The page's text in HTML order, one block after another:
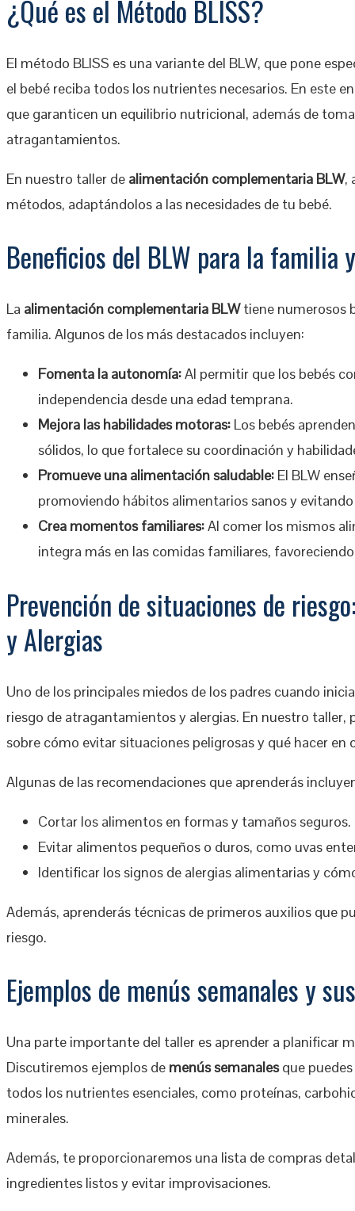
¿Qué es el Método BLISS?
El método BLISS es una variante del BLW, que pone
el bebé reciba todos los nutrientes necesarios. En este
que garanticen un equilibrio nutricional, además de
atragantamientos.
En nuestro taller de alimentación complementaria BLW,
métodos, adaptándolos a las necesidades de tu bebé.
Beneficios del BLW para la familia
La alimentación complementaria BLWtiene numerosos
familia. Algunos de los más destacados incluyen:
Fomenta la autonomía:Al permitir que los bebés
independencia desde una edad temprana.
Mejora las habilidades motoras: Los bebés
sólidos, lo que fortalece su coordinación y
Promueve una alimentación saludable: El BLW
promoviendo hábitos alimentarios sanos y
Crea momentos familiares:Al comer los mismos
integra más en las comidas familiares,
Prevención de situaciones de
y Alergias
Uno de los principales miedos de los padres cuando
riesgo de atragantamientos y alergias. En nuestro
sobre cómo evitar situaciones peligrosas y qué hacer en
Algunas de las recomendaciones que aprenderás
Cortar los alimentos en formas y tamaños seguros.
Evitar alimentos pequeños o duros, como uvas
Identificar los signos de alergias alimentarias y
Además, aprenderás técnicas de primeros auxilios que
riesgo.
Ejemplos de menús semanales y
Una parte importante del taller es aprender a planificar
Discutiremos ejemplos de menús semanalesque puedes
todos los nutrientes esenciales, como proteínas,
minerales.
Además, te proporcionaremos una lista de compras
ingredientes listos y evitar improvisaciones.